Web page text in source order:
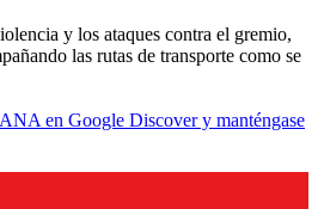
y los ataques contra el gremio,
las rutas de transporte como se
en Google Discover y manténgase